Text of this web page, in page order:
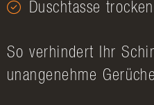
Duschtasse
So verhindert Ihr
unangenehme